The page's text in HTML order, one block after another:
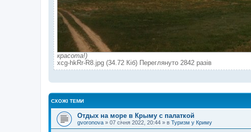
красота!)
xcg-hkRr-R8.jpg (34.72 Кіб) Переглянуто 2842 разів
СХОЖІ ТЕМИ
Отдых на море в Крыму с палаткой
gvoronova » 07 січня 2022, 20:44 » в Туризм у Криму